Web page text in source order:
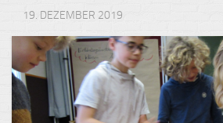
19. DEZEMBER 2019